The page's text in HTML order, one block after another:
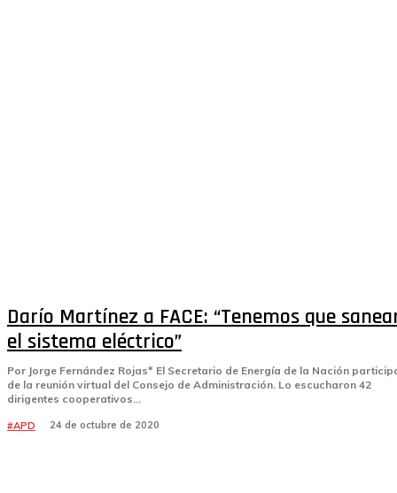
Darío Martínez a FACE: “Tenemos que
el sistema eléctrico”
Por Jorge Fernández Rojas* El Secretario de Energía de la Nación participó
de la reunión virtual del Consejo de Administración. Lo escucharon 42
dirigentes cooperativos...
#APD 24 de octubre de 2020